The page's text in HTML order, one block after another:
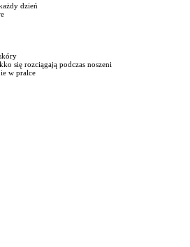
dzień
się rozciągają podczas noszeni
w pralce